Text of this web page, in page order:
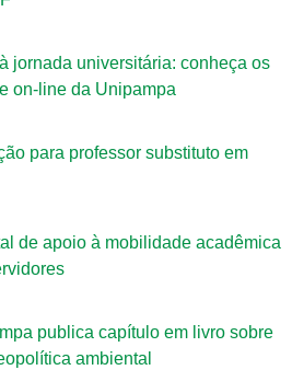
jornada universitária: conheça os
on-line da Unipampa
para professor substituto em
de apoio à mobilidade acadêmica
publica capítulo em livro sobre
ambiental